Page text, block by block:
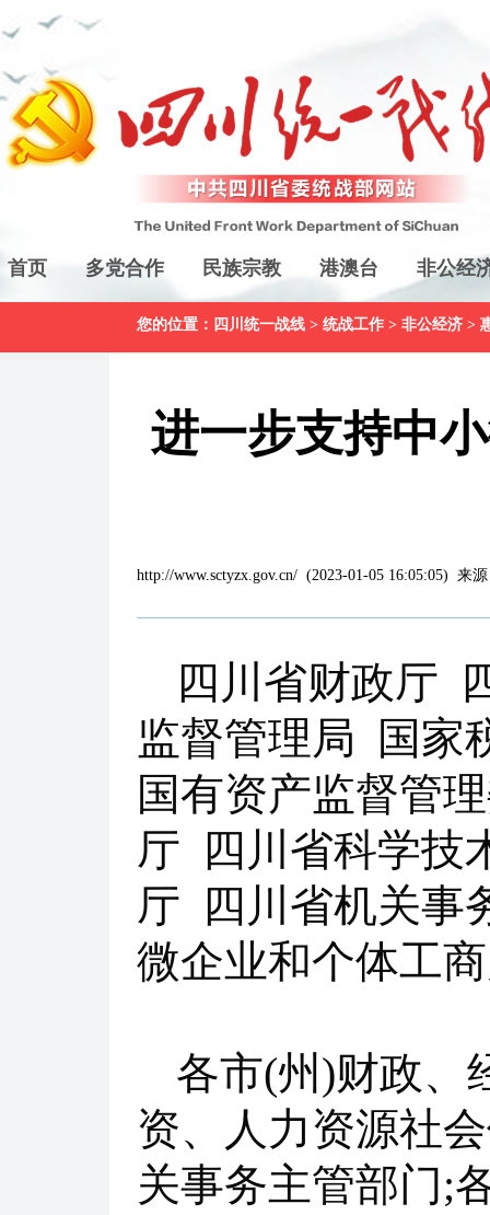
首页 多党合作 民族宗教 港澳台 非公经
您的位置： 四川统一战线 > 统战工作 > 非公经济 >
进一步支持中
http://www.sctyzx.gov.cn/ (2023-01-05 16:05:05) 来
四川省财政厅
监督管理局 国家
国有资产监督管
厅 四川省科学技
厅 四川省机关事
微企业和个体工
各市(州)财政、
资、人力资源社
关事务主管部门;